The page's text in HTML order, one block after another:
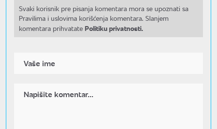
Svaki korisnik pre pisanja komentara mora se upoznati sa
Pravilima i uslovima korišćenja komentara. Slanjem
komentara prihvatate Politiku privatnosti.